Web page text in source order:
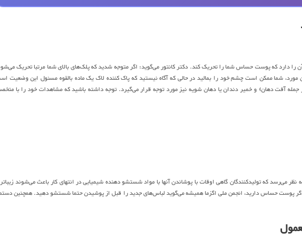
را دارد که پوست حساس شما را تحریک کند. دکتر کانتور می‌گوید: اگر متوجه شدید که پلک‌های بالای شما مرتبا تحریک
مورد، شما ممکن است چشم خود را بمالید در حالی که آگاه نیستید که پاک کننده لاک یک ماده بالقوه مسئول این وضعیت
آفت دهان) و خمیر دندان یا دهان شویه نیز مورد توجه قرار می‌گیرد. توجه داشته باشید که مشاهدات خود را با
می‌رسد که تولیدکنندگان گاهی اوقات با پوشاندن آنها با مواد شستشو دهنده شیمیایی در انتهای کار باعث می‌شوند
اگر پوست حساس دارید، انجمن ملی اگزما همیشه می‌گوید لباس‌های جدید را قبل از پوشیدن حتما شستشو دهید. همچنین